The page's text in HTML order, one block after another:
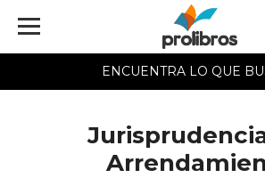
ENCUENTRA LO QUE